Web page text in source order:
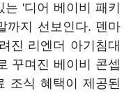
'디어 베이비 패키
까지 선보인다. 덴마
진 리엔더 아기침대
꾸며진 베이비 콘셉
조식 혜택이 제공된